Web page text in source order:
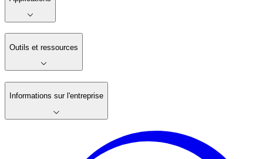
Outils et ressources
Informations sur l'entreprise